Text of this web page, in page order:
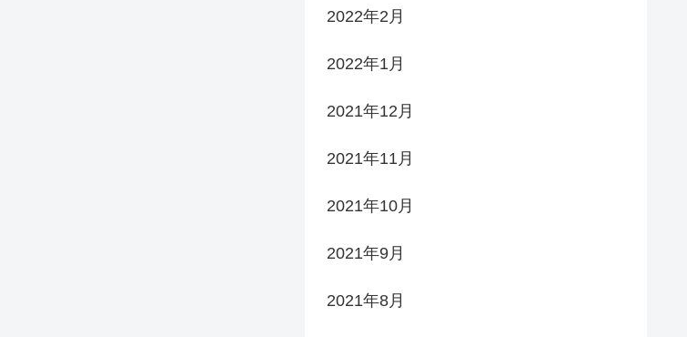
2022年2月
2022年1月
2021年12月
2021年11月
2021年10月
2021年9月
2021年8月